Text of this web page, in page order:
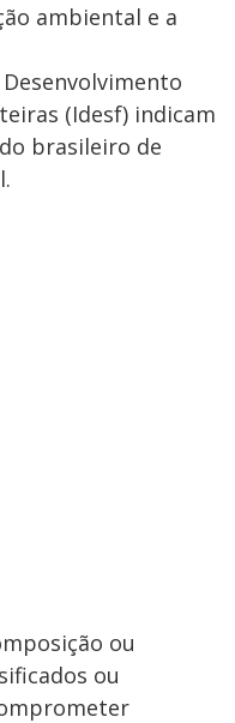
ambiental e a
(Idesf) indicam
brasileiro de
ou
ou